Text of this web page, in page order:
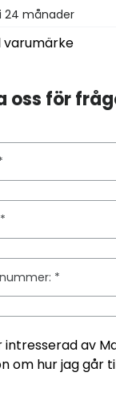
24 månader
varumärke
oss för